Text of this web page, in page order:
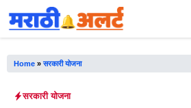
Skip
to
Home »सरकारी योजना
सरकारी योजना